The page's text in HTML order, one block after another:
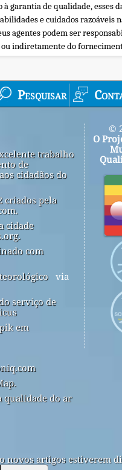
garantia de qualidade, esses
e cuidados razoáveis
agentes podem ser
indiretamente do
Pesquisar
trabalho
de
cidadãos do
criados pela
cidade
com
via
serviço de
em
qualidade do ar
©
O
novos artigos estiverem